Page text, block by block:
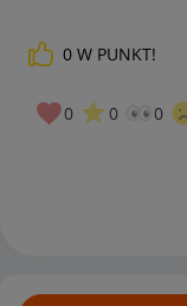
0 W PUNKT!
0 0 0